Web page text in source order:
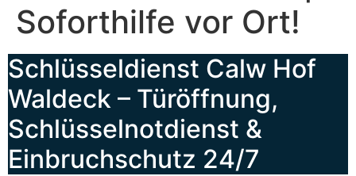
Soforthilfe vor Ort!
Schlüsseldienst Calw Hof
Waldeck – Türöffnung,
Schlüsselnotdienst &
Einbruchschutz 24/7